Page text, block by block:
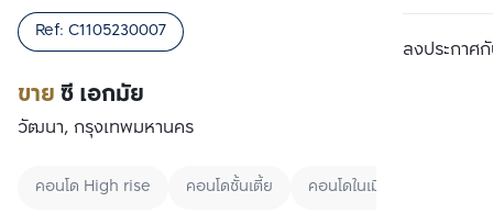
ลงประกาศกั
ขายซี เอกมัย
Ref: C1105230007
วัฒนา, กรุงเทพมหานคร
คอนโด High rise คอนโดชั้นเตี้ย คอนโดในเมือง
เปรียบเทียบ